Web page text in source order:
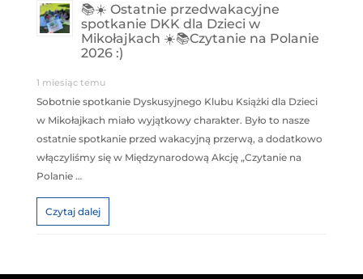
📚☀️ Ostatnie przedwakacyjne
spotkanie DKK dla Dzieci w
Mikołajkach ☀️📚Czytanie na Polanie
2026 :)
1 miesiąc temu
Sobotnie spotkanie Dyskusyjnego Klubu Książki dla Dzieci
w Mikołajkach miało wyjątkowy charakter. Było to nasze
ostatnie spotkanie przed wakacyjną przerwą, a dodatkowo
włączyliśmy się w Międzynarodową Akcję „Czytanie na
Polanie …
Czytaj dalej